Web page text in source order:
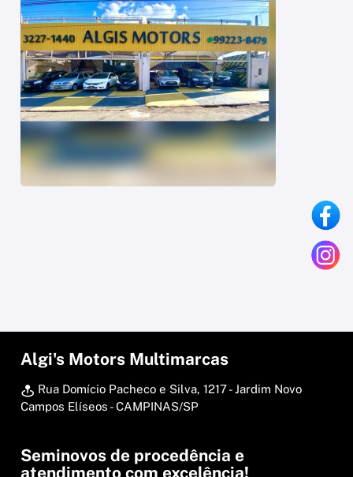
Algi's Motors Multimarcas
Rua Domício Pacheco e Silva, 1217 - Jardim Novo
Campos Elíseos - CAMPINAS/SP
Seminovos de procedência e
atendimento com excelência!